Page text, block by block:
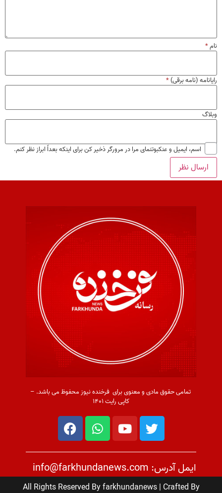
نام*
رایانامه (نامه برقی)*
وبلاگ
اسم، ایمیل و عنکبوتنمای مرا در مرورگر ذخیر کن برای اینکه بعداً ابراز نظر کنم.
تمامی حقوق مادی و معنوی برای فرخنده نیوز محفوظ می باشد. –
کاپی رایت ۱۴۰۱
ایمل آدرس: info@farkhundanews.com
All Rights Reserved By farkhundanews | Crafted By